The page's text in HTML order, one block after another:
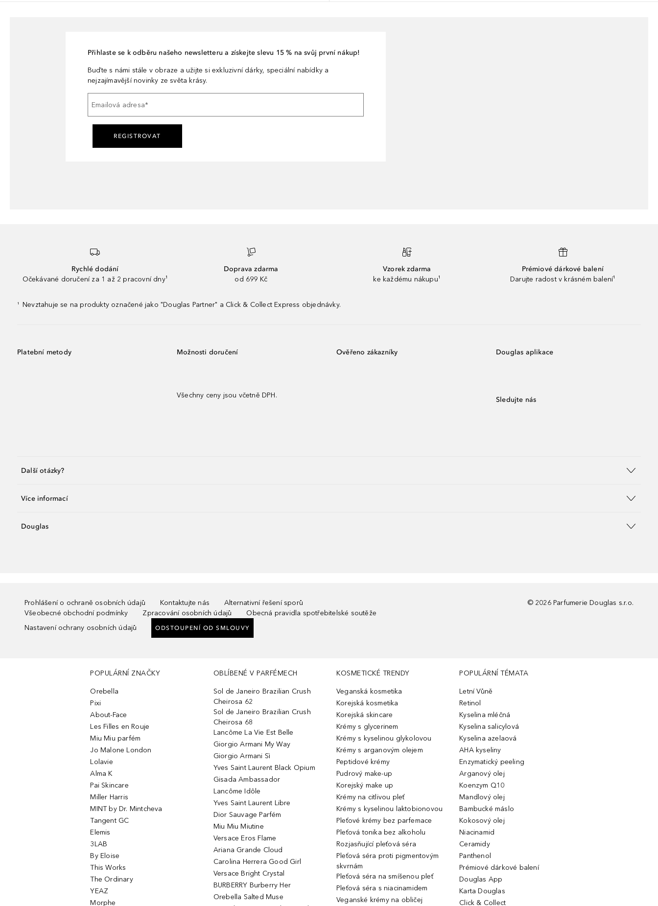
Přihlaste se k odběru našeho newsletteru a získejte slevu 15 % na svůj první nákup!
Buďte s námi stále v obraze a užijte si exkluzivní dárky, speciální nabídky a
nejzajímavější novinky ze světa krásy.
Emailová adresa*
REGISTROVAT
Rychlé dodání
Očekávané doručení za 1 až 2 pracovní dny¹
Doprava zdarma
od 699 Kč
Vzorek zdarma
ke každému nákupu¹
Prémiové dárkové balení
Darujte radost v krásném balení¹
¹ Nevztahuje se na produkty označené jako "Douglas Partner" a Click & Collect Express objednávky.
Platební metody Možnosti doručení
Všechny ceny jsou včetně DPH.
Ověřeno zákazníky Douglas aplikace
Sledujte nás
Další otázky?
Více informací
Douglas
Prohlášení o ochraně osobních údajů Kontaktujte nás
Alternativní řešení sporů
Všeobecné obchodní podmínky
Zpracování osobních údajů
Obecná pravidla spotřebitelské soutěže
Nastavení ochrany osobních údajů
ODSTOUPENÍ OD SMLOUVY
© 2026 Parfumerie Douglas s.r.o.
POPULÁRNÍ ZNAČKY
Orebella
Pixi
About-Face
Les Filles en Rouje
Miu Miu parfém
Jo Malone London
Lolavie
Alma K
Pai Skincare
Miller Harris
MINT by Dr. Mintcheva
Tangent GC
Elemis
3LAB
By Eloise
This Works
The Ordinary
YEAZ
Morphe
OBLÍBENÉ V PARFÉMECH
Sol de Janeiro Brazilian Crush
Cheirosa 62
Sol de Janeiro Brazilian Crush
Cheirosa 68
Lancôme La Vie Est Belle
Giorgio Armani My Way
Giorgio Armani Sì
Yves Saint Laurent Black Opium
Gisada Ambassador
Lancôme Idôle
Yves Saint Laurent Libre
Dior Sauvage Parfém
Miu Miu Miutine
Versace Eros Flame
Ariana Grande Cloud
Carolina Herrera Good Girl
Versace Bright Crystal
BURBERRY Burberry Her
Orebella Salted Muse
KOSMETICKÉ TRENDY
Veganská kosmetika
Korejská kosmetika
Korejská skincare
Krémy s glycerinem
Krémy s kyselinou glykolovou
Krémy s arganovým olejem
Peptidové krémy
Pudrový make-up
Korejský make up
Krémy na citlivou pleť
Krémy s kyselinou laktobionovou
Pleťové krémy bez parfemace
Pleťová tonika bez alkoholu
Rozjasňující pleťová séra
Pleťová séra proti pigmentovým
skvrnám
Pleťová séra na smíšenou pleť
Pleťová séra s niacinamidem
Veganské krémy na obličej
POPULÁRNÍ TÉMATA
Letní Vůně
Retinol
Kyselina mléčná
Kyselina salicylová
Kyselina azelaová
AHA kyseliny
Enzymatický peeling
Arganový olej
Koenzym Q10
Mandlový olej
Bambucké máslo
Kokosový olej
Niacinamid
Ceramidy
Panthenol
Prémiové dárkové balení
Douglas App
Karta Douglas
Click & Collect